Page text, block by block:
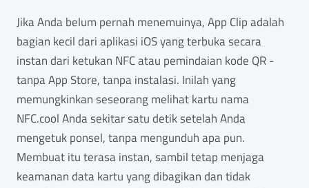
Jika Anda belum pernah menemuinya, App Clip adalah
bagian kecil dari aplikasi iOS yang terbuka secara
instan dari ketukan NFC atau pemindaian kode QR -
tanpa App Store, tanpa instalasi. Inilah yang
memungkinkan seseorang melihat kartu nama
NFC.cool Anda sekitar satu detik setelah Anda
mengetuk ponsel, tanpa mengunduh apa pun.
Membuat itu terasa instan, sambil tetap menjaga
keamanan data kartu yang dibagikan dan tidak